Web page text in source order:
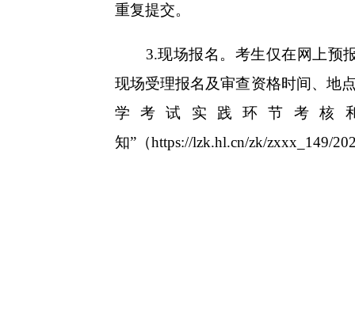
重复提交。
3.现场报名。考生仅在网上预
现场受理报名及审查资格时间、地
学考试实践环节考核
知”（https://lzk.hl.cn/zk/zxxx_149/